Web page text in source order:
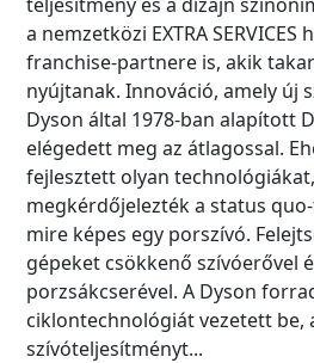
a nemzetközi EXTRA
franchise-partnere is, akik
nyújtanak. Innováció, amely új
Dyson által 1978-ban alapított
elégedett meg az átlagossal.
fejlesztett olyan
megkérdőjelezték a status
mire képes egy porszívó.
gépeket csökkenő szívóerővel
porzsákcserével. A Dyson
ciklontechnológiát vezetett be,
szívóteljesítményt...